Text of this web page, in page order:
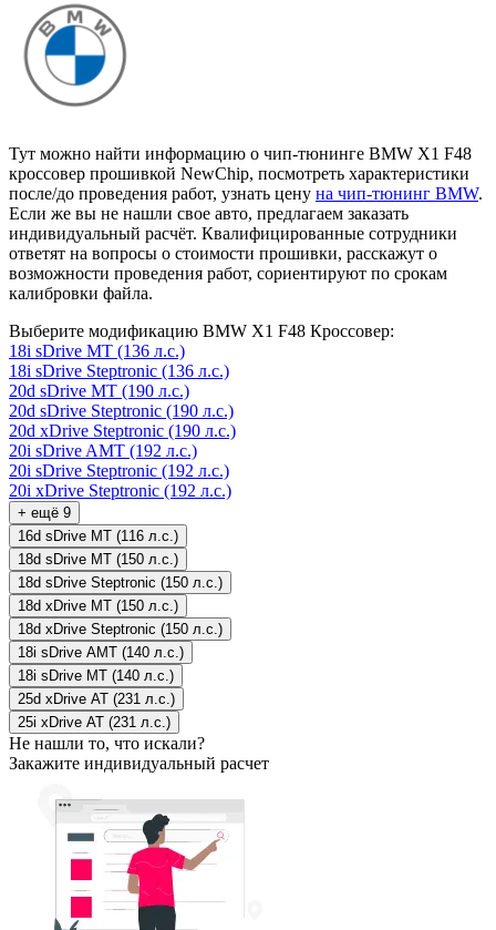
Тут можно найти информацию о чип-тюнинге BMW X1 F48
кроссовер прошивкой NewChip, посмотреть характеристики
после/до проведения работ, узнать цену на чип-тюнинг BMW.
Если же вы не нашли свое авто, предлагаем заказать
индивидуальный расчёт. Квалифицированные сотрудники
ответят на вопросы о стоимости прошивки, расскажут о
возможности проведения работ, сориентируют по срокам
калибровки файла.
Выберите модификацию BMW X1 F48 Кроссовер:
18i sDrive MT (136 л.с.)
18i sDrive Steptronic (136 л.с.)
20d sDrive MT (190 л.с.)
20d sDrive Steptronic (190 л.с.)
20d xDrive Steptronic (190 л.с.)
20i sDrive AMT (192 л.с.)
20i sDrive Steptronic (192 л.с.)
20i xDrive Steptronic (192 л.с.)
+ ещё 9
16d sDrive MT (116 л.с.)
18d sDrive MT (150 л.с.)
18d sDrive Steptronic (150 л.с.)
18d xDrive MT (150 л.с.)
18d xDrive Steptronic (150 л.с.)
18i sDrive AMT (140 л.с.)
18i sDrive MT (140 л.с.)
25d xDrive AT (231 л.с.)
25i xDrive AT (231 л.с.)
Не нашли то, что искали?
Закажите индивидуальный расчет